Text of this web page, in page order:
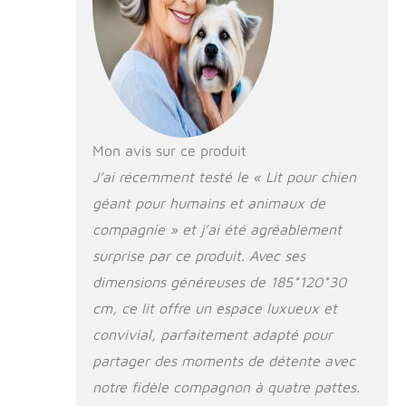
où vous êtes, cela
devient votre oasis
de confort !
Environnement sûr
et confortable :
notre lit for chien est
rembourrages
latéraux moelleux,
quatre pattes un
espace de repos
sécurisé et
améliorant ainsi son
sentiment de
de notre lit for chien
épaissi aide votre
animal à se sentir
embrassé et en
Mon avis sur ce produit
J’ai récemment testé le « Lit pour chien
géant pour humains et animaux de
compagnie » et j’ai été agréablement
surprise par ce produit. Avec ses
dimensions généreuses de 185*120*30
cm, ce lit offre un espace luxueux et
convivial, parfaitement adapté pour
partager des moments de détente avec
notre fidèle compagnon à quatre pattes.